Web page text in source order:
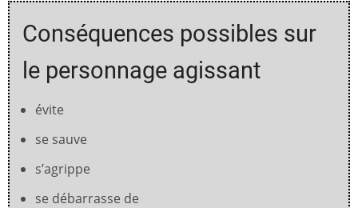
Conséquences possibles sur
le personnage agissant
évite
se sauve
s’agrippe
se débarrasse de